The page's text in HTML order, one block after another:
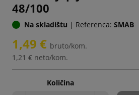
48/100
Na skladištu | Referenca: SMAB
1,49 € bruto/kom.
1,21 € neto/kom.
Količina